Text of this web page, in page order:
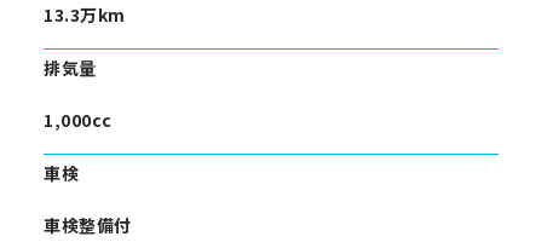
13.3万km
排気量
1,000cc
車検
車検整備付